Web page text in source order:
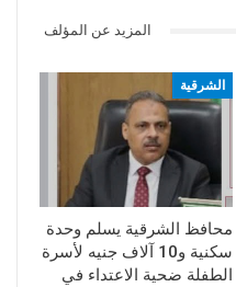
المزيد عن المؤلف
الشرقية
محافظ الشرقية يسلم وحدة
سكنية و10 آلاف جنيه لأسرة
الطفلة ضحية الاعتداء في